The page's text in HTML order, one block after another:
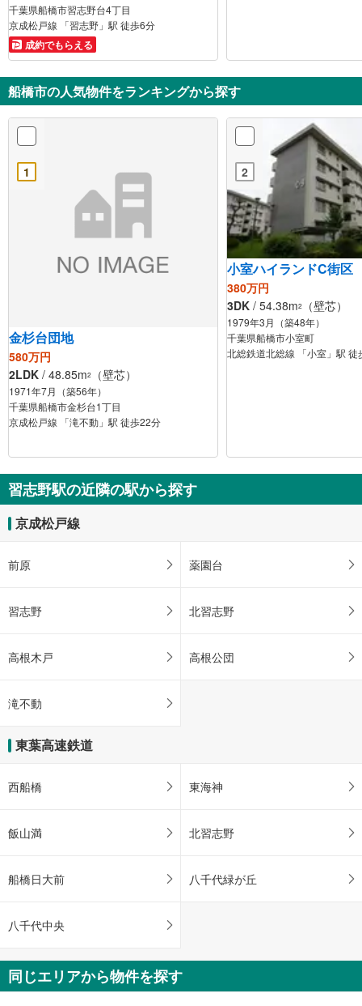
千葉県船橋市習志野台4丁目
京成松戸線 「習志野」駅 徒歩6分
成約でもらえる
船橋市の人気物件をランキングから探す
1
金杉台団地
580万円
2LDK / 48.85m2 （壁芯）
1971年7月（築56年）
千葉県船橋市金杉台1丁目
京成松戸線 「滝不動」駅 徒歩22分
2
小室ハイランドC街区
380万円
3DK / 54.38m2 （壁芯）
1979年3月（築48年）
千葉県船橋市小室町
北総鉄道北総線 「小室」駅 徒
習志野駅の近隣の駅から探す
京成松戸線
前原 薬園台
習志野 北習志野
高根木戸 高根公団
滝不動
東葉高速鉄道
西船橋 東海神
飯山満 北習志野
船橋日大前 八千代緑が丘
八千代中央
同じエリアから物件を探す